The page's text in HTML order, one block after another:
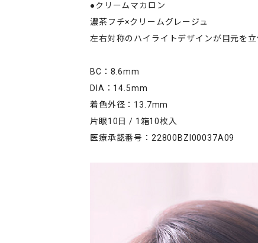
●クリームマカロン
濃茶フチ×クリームグレージュ
左右対称のハイライトデザインが目元を立
BC：8.6mm
DIA：14.5mm
着色外径：13.7mm
片眼10日 / 1箱10枚入
医療承認番号：22800BZI00037A09